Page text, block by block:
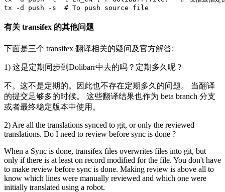
tx -d push -s # To push source file
有关 transifex 的其他问题
下面是三个 transifex 翻译相关的疑问及官方解答:
1) 这是定期同步到Dolibarr中去的吗？定期多久呢 ?
不。这不是定期的。因此也不存在定期多久的问题。 当翻译
的提交足够多的时候。 这些翻译结果也作为 beta branch 分支
或者最终稳定版本中使用。
2) Are all the translations synced to git, or only the reviewed
translations. Do I need to review before sync is done ?
When a Sync is done, transifex files overwrites files into git, but
only if there is at least on record modified for the file. You don't have
to make review before sync is done. Making review is above all to
know which lines were manually reviewed and which one were
initially translated using a robot.